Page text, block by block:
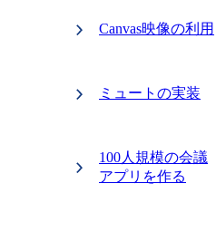
Canvas映像の利用
ミュートの実装
100人規模の会議
アプリを作る